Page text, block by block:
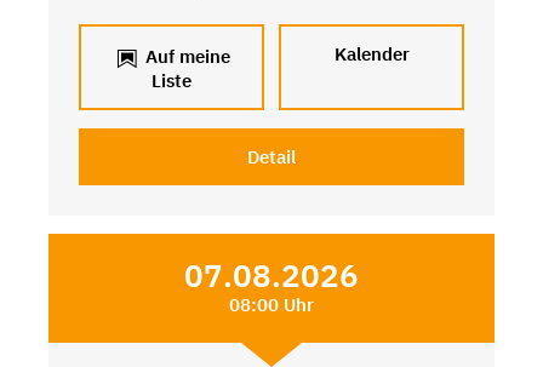
Auf meine
Liste
Kalender
Detail
07.08.2026
08:00 Uhr